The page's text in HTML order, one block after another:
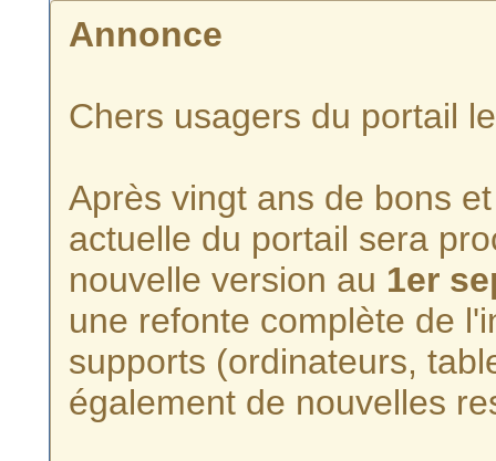
Annonce
Chers usagers du portail
Après vingt ans de bons
actuelle du portail sera
nouvelle version au 1er
une refonte complète de
supports (ordinateurs,
également de nouvelles